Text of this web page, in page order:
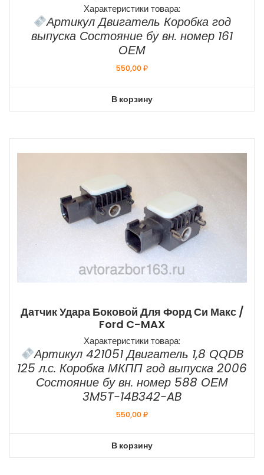
Характеристики товара:
Артикул Двигатель Коробка год
выпуска Состояние бу вн. номер 161
ОЕМ
550,00₽
В корзину
Датчик Удара Боковой Для Форд Си Макс /
Ford C-MAX
Характеристики товара:
Артикул 421051 Двигатель 1,8 QQDB
125 л.с. Коробка МКПП год выпуска 2006
Состояние бу вн. номер 588 ОЕМ
3M5T-14B342-AB
550,00₽
В корзину